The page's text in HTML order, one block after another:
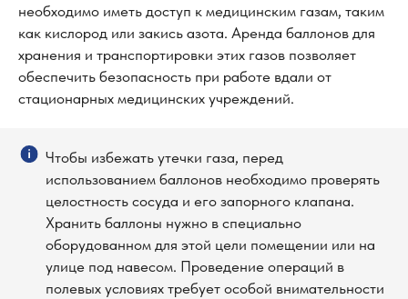
необходимо иметь доступ к медицинским газам, таким
как кислород или закись азота. Аренда баллонов для
хранения и транспортировки этих газов позволяет
обеспечить безопасность при работе вдали от
стационарных медицинских учреждений.
Чтобы избежать утечки газа, перед
использованием баллонов необходимо проверять
целостность сосуда и его запорного клапана.
Хранить баллоны нужно в специально
оборудованном для этой цели помещении или на
улице под навесом. Проведение операций в
полевых условиях требует особой внимательности